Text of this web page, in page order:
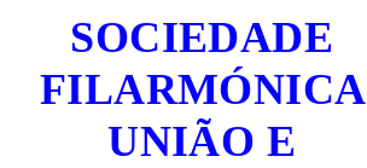
conteúdo
SOCIEDADE
FILARMÓNICA
UNIÃO E